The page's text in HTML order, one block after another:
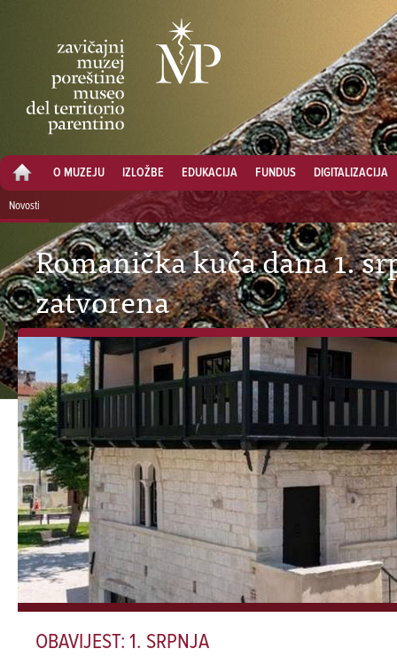
O MUZEJU IZLOŽBE EDUKACIJA FUNDUS DIGITALIZACIJA
Novosti
Romanička kuća dana 1.
zatvorena
OBAVIJEST: 1. SRPNJA